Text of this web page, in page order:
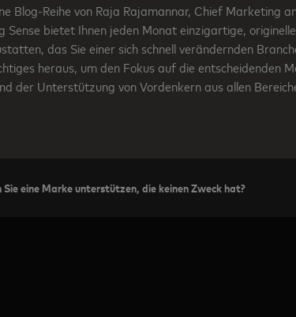
Blog-Reihe von Raja Rajamannar, Chief Marketing
bietet Ihnen jeden Monat einzigartige,
das Sie einer sich schnell verändernden
heraus, um den Fokus auf die entscheidenden
der Unterstützung von Vordenkern aus allen
Sie eine Marke unterstützen, die keinen Zweck hat?